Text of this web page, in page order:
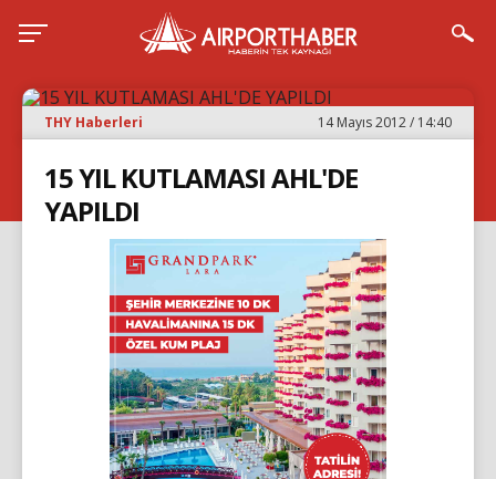
THY Haberleri 14 Mayıs 2012 / 14:40
15 YIL KUTLAMASI AHL'DE
YAPILDI